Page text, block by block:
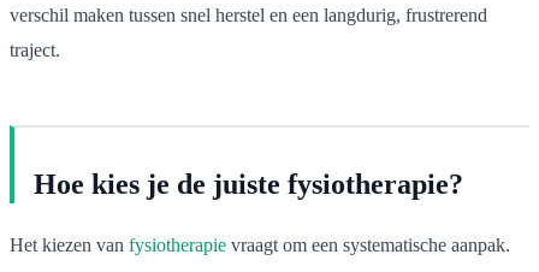
verschil maken tussen snel herstel en een langdurig, frustrerend
traject.
Hoe kies je de juiste fysiotherapie?
Het kiezen van fysiotherapie vraagt om een systematische aanpak.